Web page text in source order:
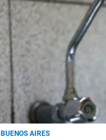
BUENOS AIRES